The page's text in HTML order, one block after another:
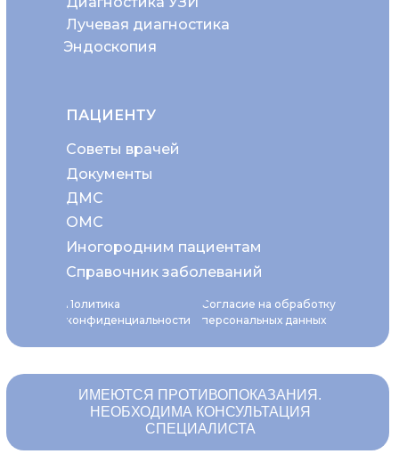
Политика
конфиденциальности
Согласие на обработку
персональных данных
Эндоскопия
Лучевая диагностика
ПАЦИЕНТУ
Советы врачей
ОМС
Документы
ДМС
Иногородним пациентам
Справочник заболеваний
ИМЕЮТСЯ ПРОТИВОПОКАЗАНИЯ.
НЕОБХОДИМА КОНСУЛЬТАЦИЯ
СПЕЦИАЛИСТА